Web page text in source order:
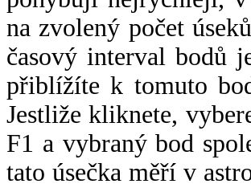
na zvolený počet
časový interval bodů
přiblížíte k tomuto
Jestliže kliknete,
F1 a vybraný bod
tato úsečka měří v